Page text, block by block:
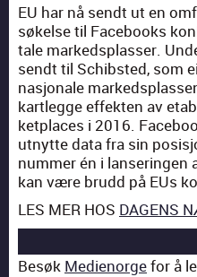
EU har nå sendt ut en
søkelse til Face­books
tale marked­splass­er.
sendt til Schib­st­ed, som
nasjonale
kart­legge effek­ten av
ket­places i 2016.
utnytte data fra sin
num­mer én i lanserin­gen
kan være brudd på EUs
LES MER HOS DAGENS
Besøk Medienorgefor å